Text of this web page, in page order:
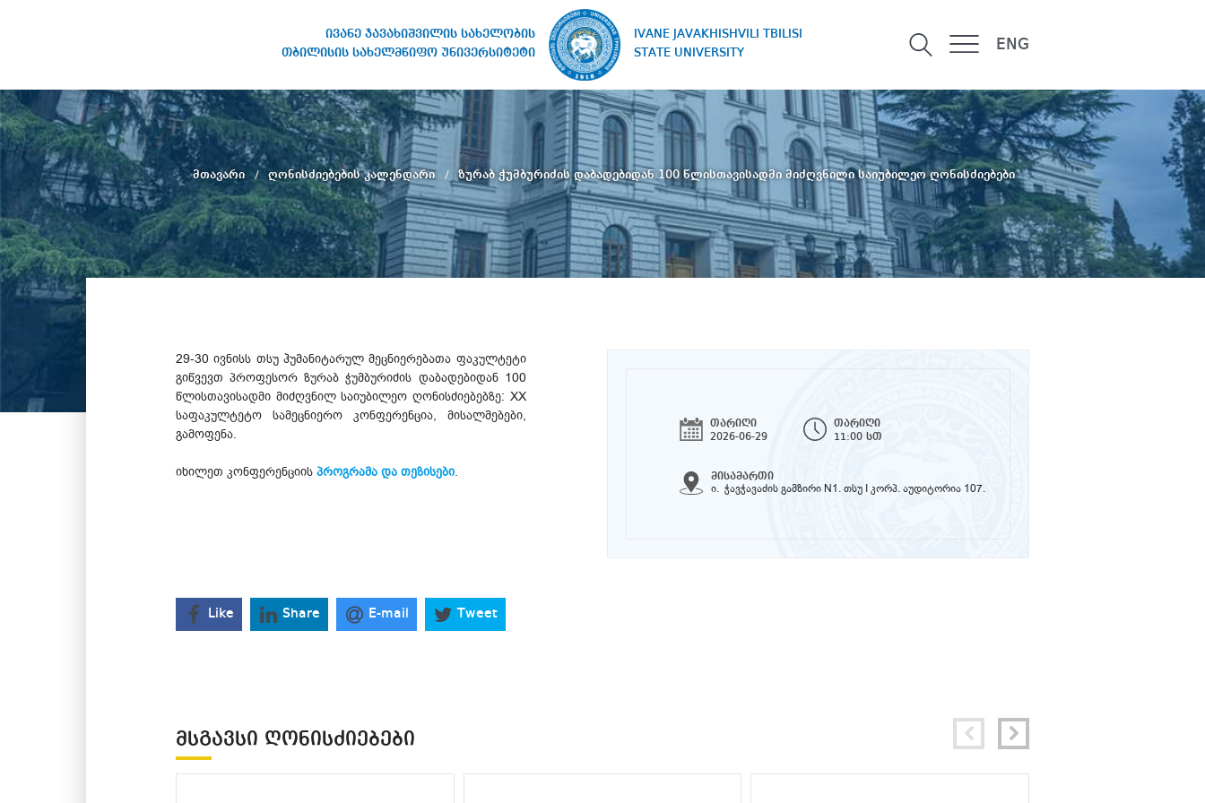
ივანე ჯავახიშვილის სახელობის
თბილისის სახელმწიფო უნივერსიტეტი
IVANE JAVAKHISHVILI TBILISI
STATE UNIVERSITY
ENG
სახელობის თბილისის
სახელმწიფო უნივერსიტეტი
მთავარი ღონისძიებების კალენდარი ზურაბ ჭუმბურიძის დაბადებიდან 100 წლისთავისადმი მიძღვნილი საიუბილეო ღონისძიებები
თარიღი
2026-06-29
თარიღი
11:00 სთ
მისამართი
ი. ჭავჭავაძის გამზირი N1. თსუ I კორპ. აუდიტორია 107.
29-30 ივნისს თსუ ჰუმანიტარულ მეცნიერებათა ფაკულტეტი
გიწვევთ პროფესორ ზურაბ ჭუმბურიძის დაბადებიდან 100
წლისთავისადმი მიძღვნილ საიუბილეო ღონისძიებებზე: XX
საფაკულტეტო სამეცნიერო კონფერენცია, მისალმებები,
გამოფენა.
იხილეთ კონფერენციის პროგრამა და თეზისები.
Like Share E-mail Tweet
ᲛᲡᲒᲐᲕᲡᲘ ᲦᲝᲜᲘᲡᲫᲘᲔᲑᲔᲑᲘ